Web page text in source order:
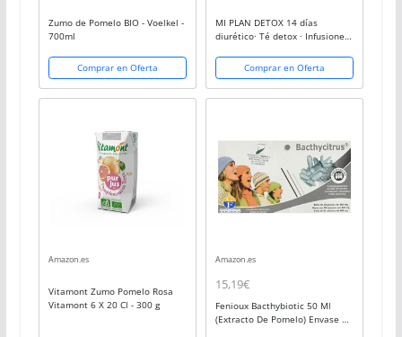
Zumo de Pomelo BIO - Voelkel -
700ml
Comprar en Oferta
MI PLAN DETOX 14 días
diurético· Té detox · Infusiones
detox · Único plan 3 infusiones
diarias orgánicas · Pack de 126
Grs.
Comprar en Oferta
Amazon.es
Vitamont Zumo Pomelo Rosa
Vitamont 6 X 20 Cl - 300 g
Amazon.es
15,19€
Fenioux Bacthybiotic 50 Ml
(Extracto De Pomelo) Envase De